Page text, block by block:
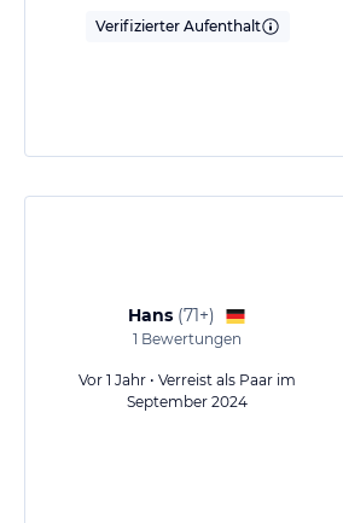
Verifizierter Aufenthalt
Hans (71+)
1 Bewertungen
Vor 1 Jahr • Verreist als Paar im
September 2024